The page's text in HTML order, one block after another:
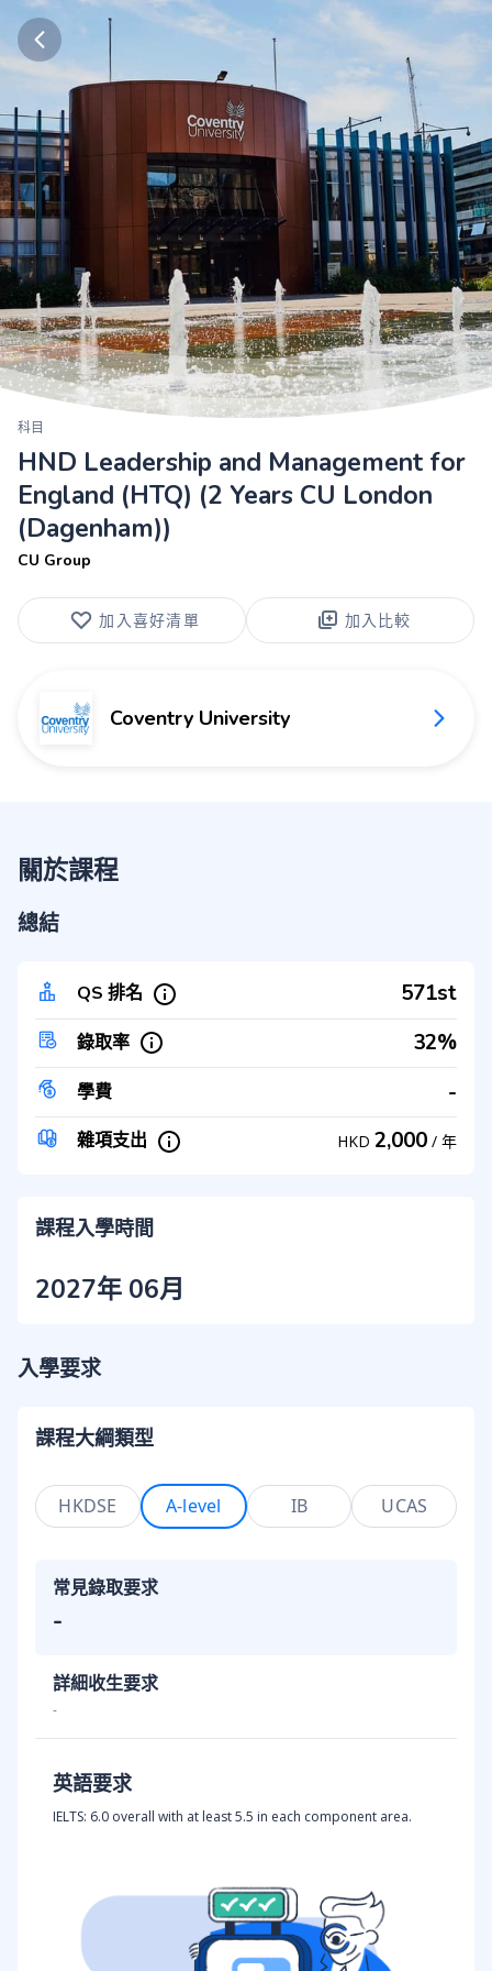
科目
HND Leadership and Management for
England (HTQ) (2 Years CU London
(Dagenham))
CU Group
加入喜好清單 加入比較
Coventry University
關於課程
總結
QS 排名 571st
錄取率 32%
學費 -
雜項支出 HKD 2,000 / 年
課程入學時間
2027年 06月
入學要求
課程大綱類型
HKDSE A-level IB UCAS
常見錄取要求
-
詳細收生要求
-
英語要求
IELTS: 6.0 overall with at least 5.5 in each component area.